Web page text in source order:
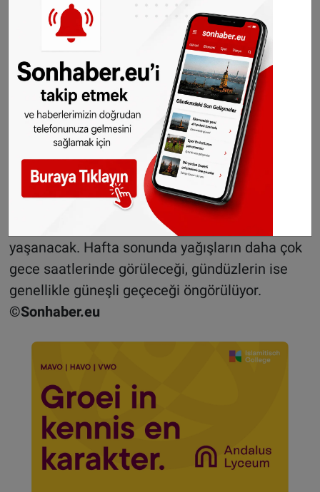
Güneyden esecek rüzgâr, iç bölgelerde orta ile
kuvvetli, kıyılarda ise güçlü olacak. Rüzgârın
saatte 70 km’ye ulaşabileceği uyarısı yapıldı.
Doğu ve kuzeydoğuda hava uzun süre kuru ve
güneşli geçecek, sıcaklık 22–23 dereceye kadar
çıkacak. Yağış alan bölgelerde ise sıcaklık 16
derece civarında kalacak.
Cuma gününden sonra da ülkede değişken
hava koşulları sürecek. Aralıklı sağanakların
yanı sıra uzun süreli kuru ve güneşli dönemler
yaşanacak. Hafta sonunda yağışların daha çok
gece saatlerinde görüleceği, gündüzlerin ise
genellikle güneşli geçeceği öngörülüyor.
©Sonhaber.eu